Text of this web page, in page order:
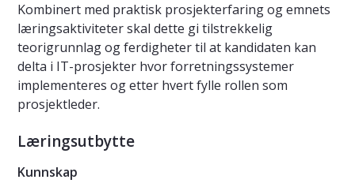
Kombinert med praktisk prosjekterfaring og emnets
læringsaktiviteter skal dette gi tilstrekkelig
teorigrunnlag og ferdigheter til at kandidaten kan
delta i IT-prosjekter hvor forretningssystemer
implementeres og etter hvert fylle rollen som
prosjektleder.
Læringsutbytte
Kunnskap